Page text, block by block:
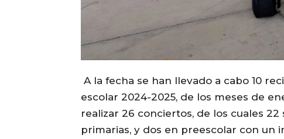
A la fecha se han llevado a cabo 10
escolar 2024-2025, de los meses de
realizar 26 conciertos, de los cuales
primarias, y dos en preescolar con un